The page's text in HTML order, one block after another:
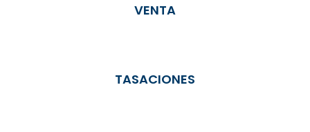
VENTA
TASACIONES